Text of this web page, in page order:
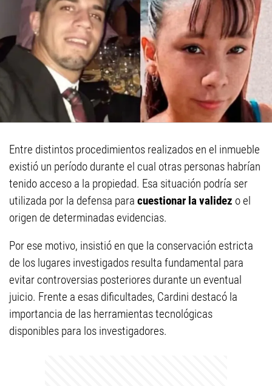
Entre distintos procedimientos realizados en el inmueble
existió un período durante el cual otras personas habrían
tenido acceso a la propiedad. Esa situación podría ser
utilizada por la defensa para cuestionar la validez o el
origen de determinadas evidencias.
Por ese motivo, insistió en que la conservación estricta
de los lugares investigados resulta fundamental para
evitar controversias posteriores durante un eventual
juicio. Frente a esas dificultades, Cardini destacó la
importancia de las herramientas tecnológicas
disponibles para los investigadores.